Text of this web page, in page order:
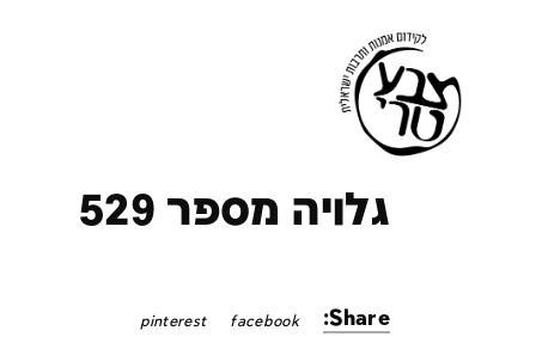
גלויה מספר 529
Share:
facebook
pinterest